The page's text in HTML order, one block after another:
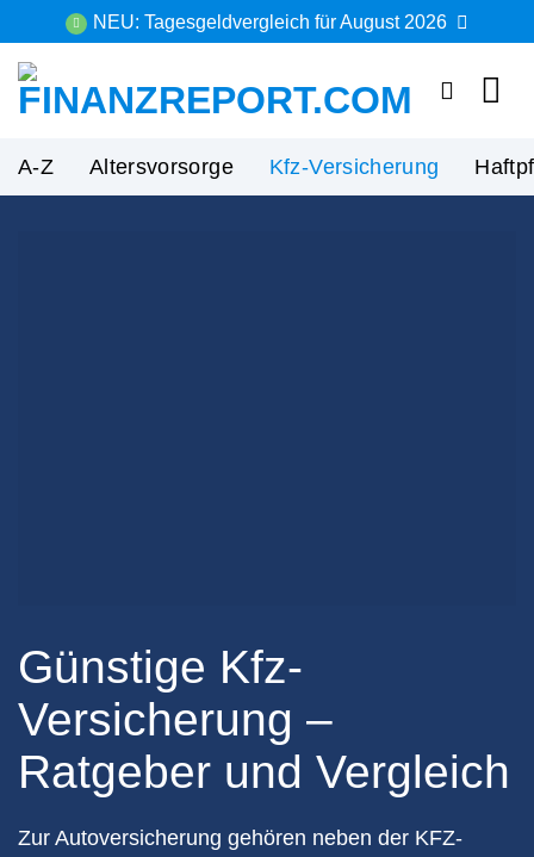
Inhalt
springen
NEU: Tagesgeldvergleich für August 2026
A-Z Altersvorsorge Kfz-Versicherung
Günstige Kfz-
Versicherung –
Ratgeber und Vergleich
Zur Autoversicherung gehören neben der KFZ-